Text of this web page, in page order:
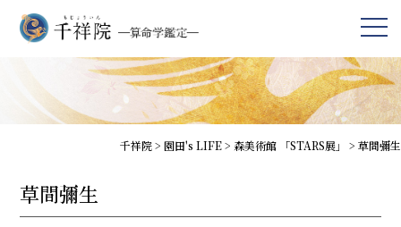
千祥院> 園田's LIFE> 森美術館 「STARS展」 > 草間彌生
草間彌生